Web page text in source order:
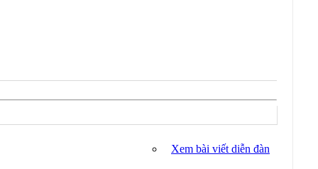
Xem bài viết diễn đàn